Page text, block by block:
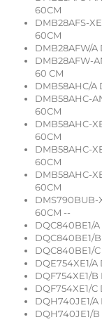
60CM
DMB28AFS-
60CM
DMB28AFW/A
DMB28AFW-
60 CM
DMB58AHC/A
DMB58AHC-
60CM
DMB58AHC-
60CM
DMB58AHC-
60CM
DMB58AHC-
60CM
DMS790BUB-
60CM --
DQC840BE1/
DQC840BE1/
DQC840BE1/
DQE754XE1/A
DQF754XE1/B
DQF754XE1/C
DQH740JE1/A
DQH740JE1/B